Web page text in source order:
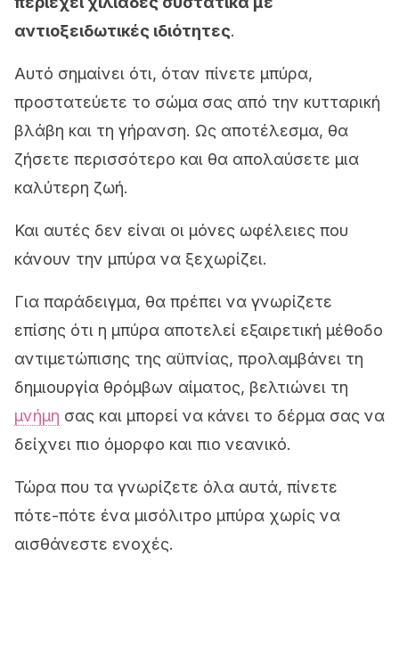
αντιοξειδωτικές ιδιότητες.
Αυτό σημαίνει ότι, όταν πίνετε μπύρα,
προστατεύετε το σώμα σας από την κυτταρική
βλάβη και τη γήρανση. Ως αποτέλεσμα, θα
ζήσετε περισσότερο και θα απολαύσετε μια
καλύτερη ζωή.
Και αυτές δεν είναι οι μόνες ωφέλειες που
κάνουν την μπύρα να ξεχωρίζει.
Για παράδειγμα, θα πρέπει να γνωρίζετε
επίσης ότι η μπύρα αποτελεί εξαιρετική μέθοδο
αντιμετώπισης της αϋπνίας, προλαμβάνει τη
δημιουργία θρόμβων αίματος, βελτιώνει τη
μνήμη σας και μπορεί να κάνει το δέρμα σας να
δείχνει πιο όμορφο και πιο νεανικό.
Τώρα που τα γνωρίζετε όλα αυτά, πίνετε
πότε-πότε ένα μισόλιτρο μπύρα χωρίς να
αισθάνεστε ενοχές.